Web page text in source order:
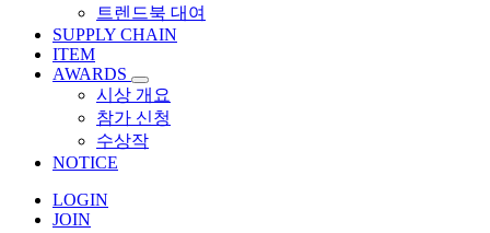
트렌드북 대여
SUPPLY CHAIN
ITEM
AWARDS
시상 개요
참가 신청
수상작
NOTICE
LOGIN
JOIN